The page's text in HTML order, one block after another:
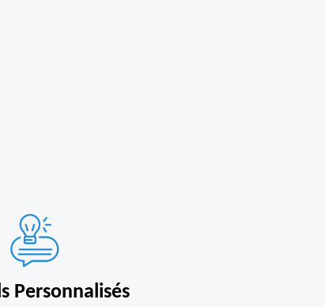
Personnalisés